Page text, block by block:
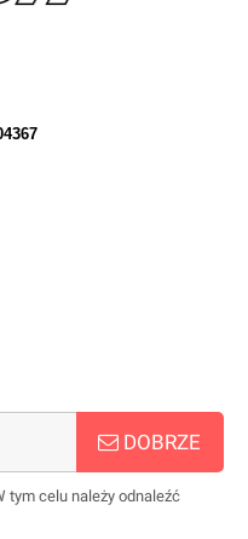
DOBRZE
tym celu należy odnaleźć